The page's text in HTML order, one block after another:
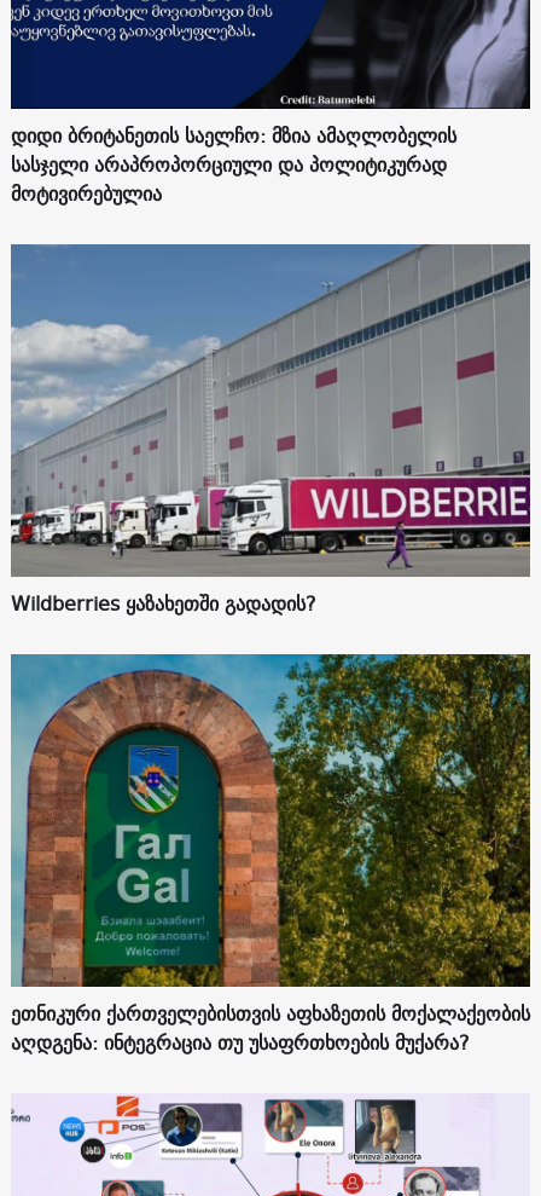
დიდი ბრიტანეთის საელჩო: მზია ამაღლობელის
სასჯელი არაპროპორციული და პოლიტიკურად
მოტივირებულია
Wildberries ყაზახეთში გადადის?
ეთნიკური ქართველებისთვის აფხაზეთის მოქალაქეობის
აღდგენა: ინტეგრაცია თუ უსაფრთხოების მუქარა?